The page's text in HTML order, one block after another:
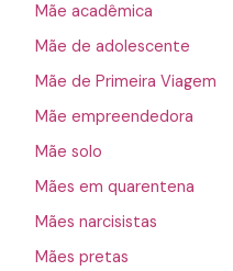
Mãe acadêmica
Mãe de adolescente
Mãe de Primeira Viagem
Mãe empreendedora
Mãe solo
Mães em quarentena
Mães narcisistas
Mães pretas